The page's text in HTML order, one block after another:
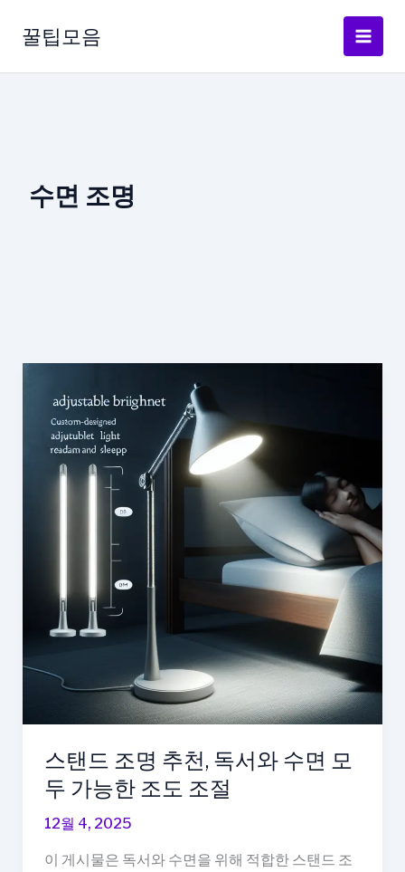
로
꿀팁모음
수면 조명
스탠드 조명 추천, 독서와 수면 모
두 가능한 조도 조절
12월 4, 2025
이 게시물은 독서와 수면을 위해 적합한 스탠드 조